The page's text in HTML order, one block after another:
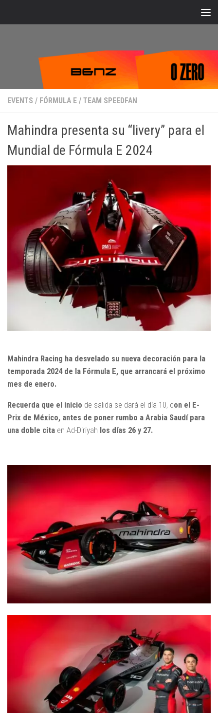
EVENTS / FÓRMULA E / TEAM SPEEDFAN
Mahindra presenta su “livery” para el
Mundial de Fórmula E 2024
Mahindra Racing ha desvelado su nueva decoración para la
temporada 2024 de la Fórmula E, que arrancará el próximo
mes de enero.
Recuerda que el inicio de salida se dará el día 10, con el E-
Prix de México, antes de poner rumbo a Arabia Saudí para
una doble cita en Ad-Diriyah los días 26 y 27.